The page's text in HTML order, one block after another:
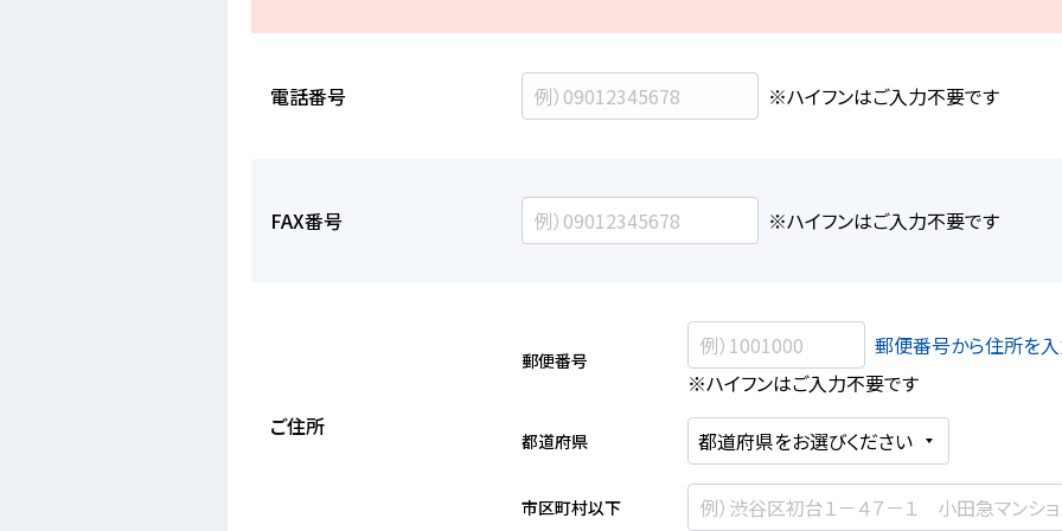
電話番号 ※ハイフンはご入力不要です
FAX番号 ※ハイフンはご入力不要です
ご住所
郵便番号
郵便番号から住所を
※ハイフンはご入力不要です
都道府県
市区町村以下